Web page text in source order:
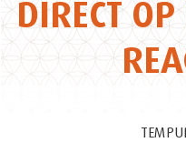
DIRECT